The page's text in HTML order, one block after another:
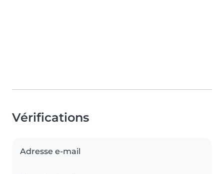
Vérifications
Adresse e-mail